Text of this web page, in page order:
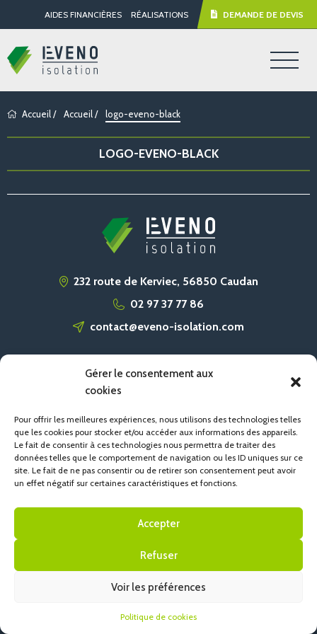
Gérer le consentement aux
cookies
Pour offrir les meilleures expériences, nous utilisons des technologies telles
que les cookies pour stocker et/ou accéder aux informations des appareils.
Le fait de consentir à ces technologies nous permettra de traiter des
données telles que le comportement de navigation ou les ID uniques sur ce
site. Le fait de ne pas consentir ou de retirer son consentement peut avoir
un effet négatif sur certaines caractéristiques et fonctions.
Accepter
Refuser
Voir les préférences
Politique de cookies
AIDES FINANCIÈRES RÉALISATIONS DEMANDE DE DEVIS
Accueil/ Accueil/ logo-eveno-black
LOGO-EVENO-BLACK
232 route de Kerviec, 56850 Caudan
02 97 37 77 86
contact@eveno-isolation.com
ACCUEIL
POLITIQUE DE COOKIES (UE)